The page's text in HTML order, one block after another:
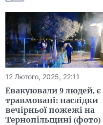
12 Лютого, 2025, 22:11
Евакуювали 9 людей, є
травмовані: наслідки
вечірньої пожежі на
Тернопільщині (фото)